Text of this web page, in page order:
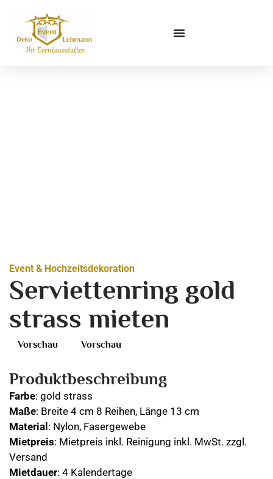
Event & Hochzeitsdekoration
Serviettenring gold
strass mieten
Produktbeschreibung
Farbe: gold strass
Maße: Breite 4 cm 8 Reihen, Länge 13 cm
Material: Nylon, Fasergewebe
Mietpreis: Mietpreis inkl. Reinigung inkl. MwSt. zzgl.
Versand
Mietdauer: 4 Kalendertage
Vorschau Vorschau